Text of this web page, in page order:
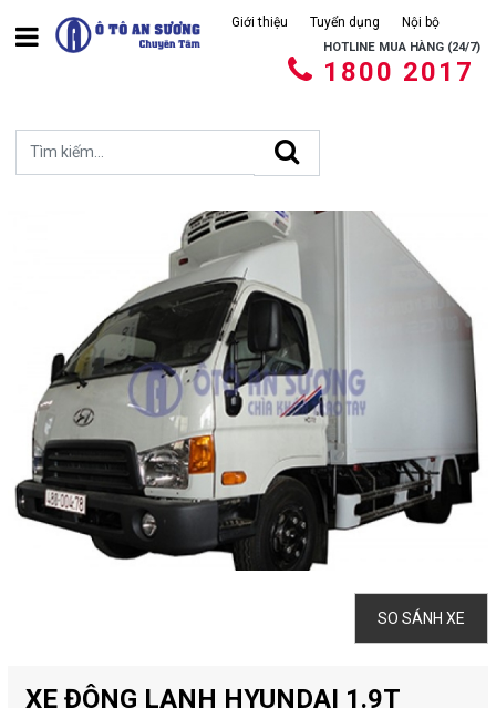
Giới thiệu Tuyển dụng Nội bộ
HOTLINE MUA HÀNG (24/7)
1800 2017
SO SÁNH XE
XE ĐÔNG LẠNH HYUNDAI 1.9T